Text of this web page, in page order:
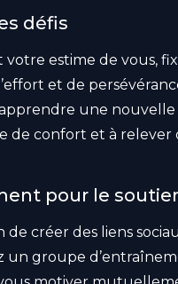
défis
estime de vous,
et de
une nouvelle
de confort et à relever
pour le
créer des liens
un groupe